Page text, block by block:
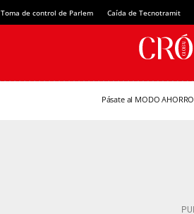
Toma de control de Parlem Caída de Tecnotramit
Pásate al MODO AHORRO